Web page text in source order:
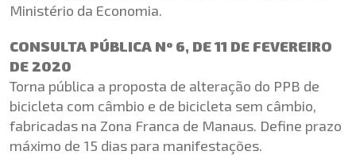
Ministério da Economia.
CONSULTA PÚBLICA Nº 6, DE 11 DE FEVEREIRO
DE 2020
Torna pública a proposta de alteração do PPB de
bicicleta com câmbio e de bicicleta sem câmbio,
fabricadas na Zona Franca de Manaus. Define prazo
máximo de 15 dias para manifestações.